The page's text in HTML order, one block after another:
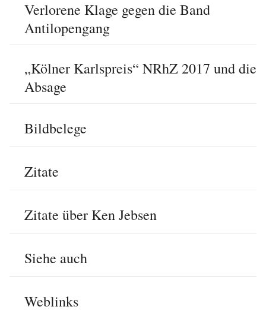
Verlorene Klage gegen die Band
Antilopengang
„Kölner Karlspreis“ NRhZ 2017 und die
Absage
Bildbelege
Zitate
Zitate über Ken Jebsen
Siehe auch
Weblinks